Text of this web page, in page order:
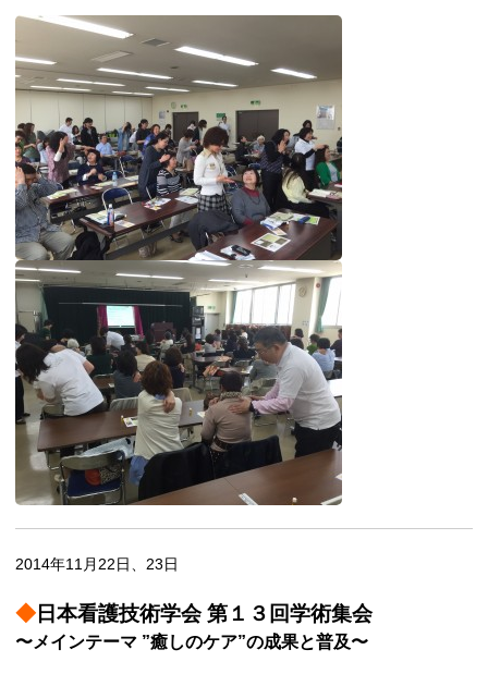
2014年11月22日、23日
◆ 日本看護技術学会 第１３回学術集会
〜メインテーマ ”癒しのケア”の成果と普及〜